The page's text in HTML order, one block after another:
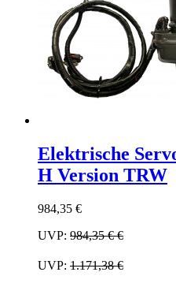
Elektrische
H Version TRW
984,35 €
UVP: 984,35 €€
UVP: 1.171,38 €